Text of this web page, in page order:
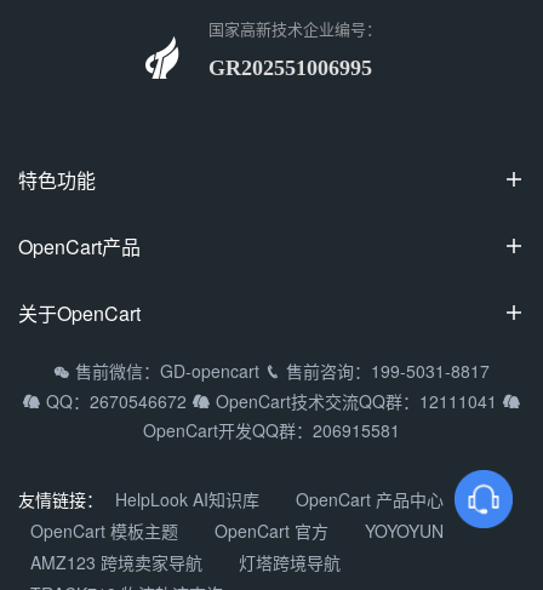
国家高新技术企业编号：
GR202551006995
特色功能 
100%开源
多商家入驻
拼团/砍价/秒杀
支持9种主流语种
OpenCart产品 
OpenCart多商家系统
OpenCart移动APP
OpenCart微信小程序
关于OpenCart 
OpenCart教程
常见问题
关于我们
加入我们
产品更新动态
 售前微信：GD-opencart  售前咨询：199-5031-8817
 QQ：2670546672  OpenCart技术交流QQ群：12111041 
OpenCart开发QQ群：206915581
友情链接： HelpLook AI知识库
OpenCart 产品中心
OpenCart 模板主题
OpenCart 官方
YOYOYUN
AMZ123 跨境卖家导航
灯塔跨境导航